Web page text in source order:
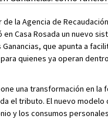
de la Agencia de
en Casa Rosada un nuevo
Ganancias, que apunta a
quienes ya operan
una transformación en la
el tributo. El nuevo modelo
y los consumos